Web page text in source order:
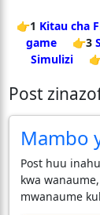
👉1 Kitau cha
game
👉3
Simulizi
Post
Mambo
Post huu
kwa
mwanaume